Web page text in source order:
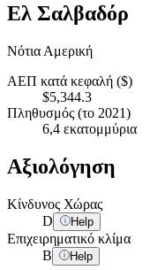
Ελ Σαλβαδόρ
Νότια Αμερική
ΑΕΠ κατά κεφαλή ($)
$5,344.3
Πληθυσμός (το 2021)
6,4 εκατομμύρια
Αξιολόγηση
Κίνδυνος Χώρας
D
Help
Επιχειρηματικό κλίμα
B
Help